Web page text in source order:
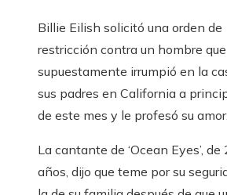
Billie Eilish solicitó una orden de
restricción contra un hombre que
supuestamente irrumpió en la
sus padres en California a
de este mes y le profesó su amor.
La cantante de ‘Ocean Eyes’, de
años, dijo que teme por su